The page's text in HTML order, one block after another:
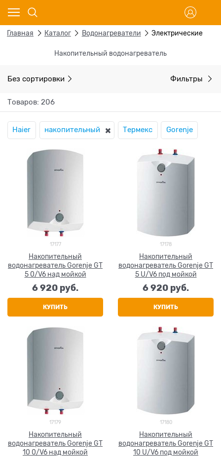
Главная Каталог Водонагреватели Электрические
Накопительный водонагреватель
Без сортировки Фильтры
Товаров: 206
Haier накопительный Термекс Gorenje
17177
Накопительный
водонагреватель Gorenje GT
5 0/V6 над мойкой
6 920 руб.
КУПИТЬ
17178
Накопительный
водонагреватель Gorenje GT
5 U/V6 под мойкой
6 920 руб.
КУПИТЬ
17179
Накопительный
водонагреватель Gorenje GT
10 0/V6 над мойкой
17180
Накопительный
водонагреватель Gorenje GT
10 U/V6 под мойкой